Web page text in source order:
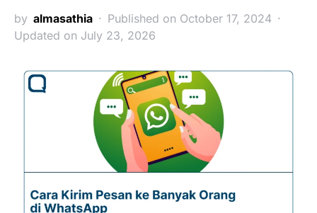
by almasathia
Published on October 17, 2024
Updated on July 23, 2026